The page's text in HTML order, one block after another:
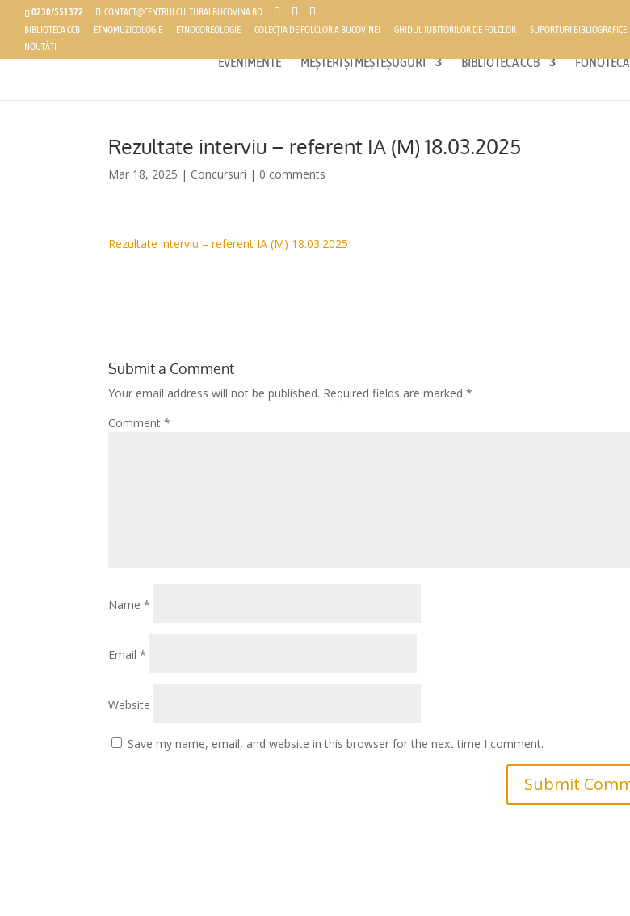
0230/551372
CONTACT@CENTRULCULTURALBUCOVINA.RO
BIBLIOTECA CCB
ETNOMUZICOLOGIE ETNOCOREOLOGIE COLECȚIA DE FOLCLOR A BUCOVINEI GHIDUL IUBITORILOR DE FOLCLOR SUPORTURI BIBLIOGRAFICE
NOUTĂȚI
EVENIMENTE MEȘTERI ȘI MEȘTEȘUGURI BIBLIOTECA CCB FONOTECĂ
Rezultate interviu – referent IA (M) 18.03.2025
Mar 18, 2025 | Concursuri | 0 comments
Rezultate interviu – referent IA (M) 18.03.2025
Submit a Comment
Your email address will not be published. Required fields are marked*
Comment*
Name*
Email*
Website
Save my name, email, and website in this browser for the next time I comment.